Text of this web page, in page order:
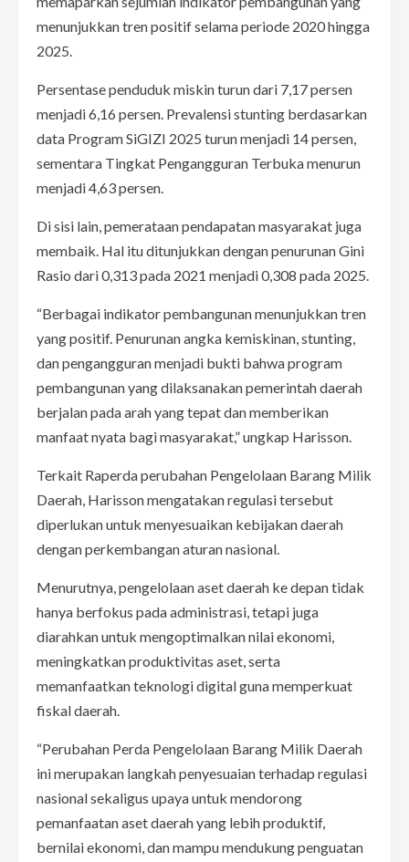
menunjukkan tren positif selama periode 2020 hingga
2025.
Persentase penduduk miskin turun dari 7,17 persen
menjadi 6,16 persen. Prevalensi stunting berdasarkan
data Program SiGIZI 2025 turun menjadi 14 persen,
sementara Tingkat Pengangguran Terbuka menurun
menjadi 4,63 persen.
Di sisi lain, pemerataan pendapatan masyarakat juga
membaik. Hal itu ditunjukkan dengan penurunan Gini
Rasio dari 0,313 pada 2021 menjadi 0,308 pada 2025.
“Berbagai indikator pembangunan menunjukkan tren
yang positif. Penurunan angka kemiskinan, stunting,
dan pengangguran menjadi bukti bahwa program
pembangunan yang dilaksanakan pemerintah daerah
berjalan pada arah yang tepat dan memberikan
manfaat nyata bagi masyarakat,” ungkap Harisson.
Terkait Raperda perubahan Pengelolaan Barang Milik
Daerah, Harisson mengatakan regulasi tersebut
diperlukan untuk menyesuaikan kebijakan daerah
dengan perkembangan aturan nasional.
Menurutnya, pengelolaan aset daerah ke depan tidak
hanya berfokus pada administrasi, tetapi juga
diarahkan untuk mengoptimalkan nilai ekonomi,
meningkatkan produktivitas aset, serta
memanfaatkan teknologi digital guna memperkuat
fiskal daerah.
“Perubahan Perda Pengelolaan Barang Milik Daerah
ini merupakan langkah penyesuaian terhadap regulasi
nasional sekaligus upaya untuk mendorong
pemanfaatan aset daerah yang lebih produktif,
bernilai ekonomi, dan mampu mendukung penguatan